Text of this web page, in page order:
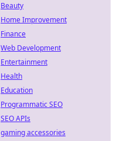
Beauty
Home Improvement
Finance
Web Development
Entertainment
Health
Education
Programmatic SEO
SEO APIs
gaming accessories